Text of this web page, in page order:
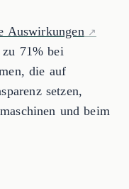
Auswirkungen
71% bei
die auf
setzen,
und beim